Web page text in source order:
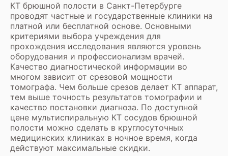
КТ брюшной полости в Санкт-Петербурге
проводят частные и государственные клиники на
платной или бесплатной основе. Основными
критериями выбора учреждения для
прохождения исследования являются уровень
оборудования и профессионализм врачей.
Качество диагностической информации во
многом зависит от срезовой мощности
томографа. Чем больше срезов делает КТ аппарат,
тем выше точность результатов томографии и
качество постановки диагноза. По доступной
цене мультиспиральную КТ сосудов брюшной
полости можно сделать в круглосуточных
медицинских клиниках в ночное время, когда
действуют максимальные скидки.